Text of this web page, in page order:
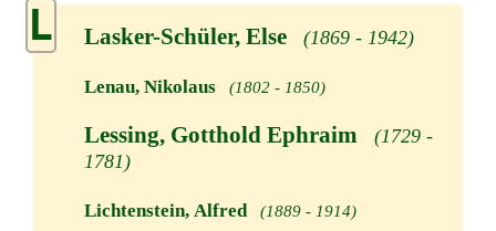
L Lasker-Schüler, Else (1869 - 1942)
Lenau, Nikolaus (1802 - 1850)
Lessing, Gotthold Ephraim
(1729 -
1781)
Lichtenstein, Alfred (1889 - 1914)